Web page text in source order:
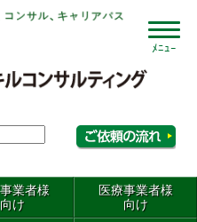
業者様
向け
医療事業者様
向け